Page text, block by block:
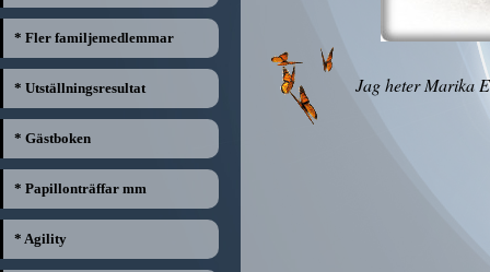
* Fler familjemedlemmar
* Utställningsresultat
* Gästboken
* Papillonträffar mm
* Agility
Jag heter Marika